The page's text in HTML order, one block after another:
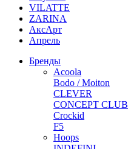
VILATTE
ZARINA
АксАрт
Апрель
Бренды
Acoola
Bodo / Moiton
CLEVER
CONCEPT CLUB
Crockid
F5
Hoops